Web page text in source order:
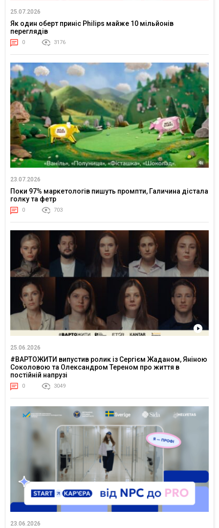
25.07.2026
Як один оберт приніс Philips майже 10 мільйонів
переглядів
0 3176
23.07.2026
Поки 97% маркетологів пишуть промпти, Галичина дістала
голку та фетр
0 703
25.06.2026
#ВАРТОЖИТИ випустив ролик із Сергієм Жаданом, Яніною
Соколовою та Олександром Тереном про життя в
постійній напрузі
0 3049
23.06.2026